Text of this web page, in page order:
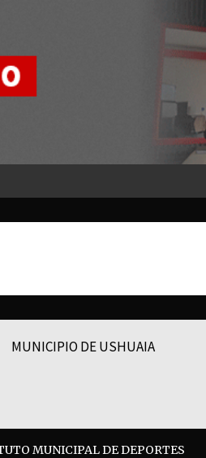
MUNICIPIO DE USHUAIA
MUNICIPAL DE DEPORTES